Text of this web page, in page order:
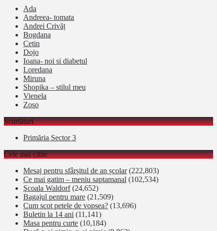
Ada
Andreea- tomata
Andrei Crivăț
Bogdana
Cetin
Dojo
Ioana- noi si diabetul
Loredana
Miruna
Shopika – stilul meu
Vienela
Zoso
Scurtături
Primăria Sector 3
Cele mai citite
Mesaj pentru sfârșitul de an școlar (222,803)
Ce mai gatim – meniu saptamanal (102,534)
Şcoala Waldorf (24,652)
Bagajul pentru mare (21,509)
Cum scot petele de vopsea? (13,696)
Buletin la 14 ani (11,141)
Masa pentru curte (10,184)